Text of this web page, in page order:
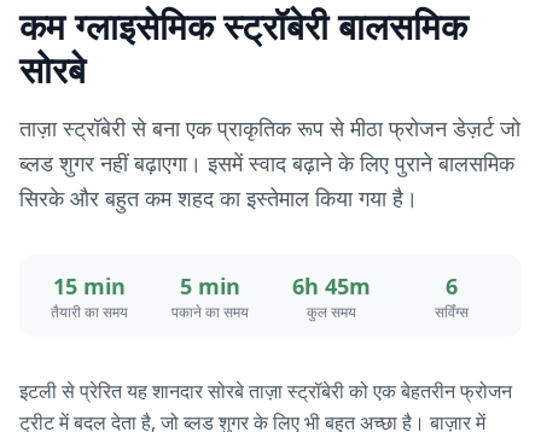
कम ग्लाइसेमिक स्ट्रॉबेरी बालसमिक
सोरबे
ताज़ा स्ट्रॉबेरी से बना एक प्राकृतिक रूप से मीठा फ्रोजन डेज़र्ट जो
ब्लड शुगर नहीं बढ़ाएगा। इसमें स्वाद बढ़ाने के लिए पुराने बालसमिक
सिरके और बहुत कम शहद का इस्तेमाल किया गया है।
15 min
तैयारी का समय
5 min
पकाने का समय
6h 45m
कुल समय
6
सर्विंग्स
इटली से प्रेरित यह शानदार सोरबे ताज़ा स्ट्रॉबेरी को एक बेहतरीन फ्रोजन
ट्रीट में बदल देता है, जो ब्लड शुगर के लिए भी बहुत अच्छा है। बाज़ार में